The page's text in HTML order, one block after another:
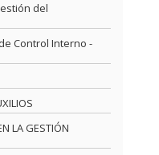
del
Control Interno -
LA GESTIÓN